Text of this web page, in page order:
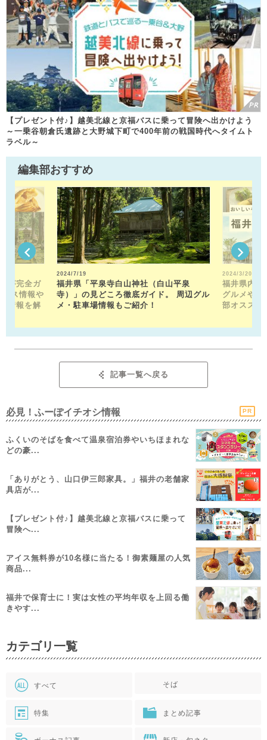
【プレゼント付♪】越美北線と京福バスに乗って冒険へ出かけよう
～一乗谷朝倉氏遺跡と大野城下町で400年前の戦国時代へタイムト
ラベル～
編集部おすすめ
が完全ガ
ス情報や
情報を解
2024/7/19
福井県「平泉寺白山神社（白山平泉
寺）」の見どころ徹底ガイド。 周辺グル
メ・駐車場情報もご紹介！
2024/3/20
福井県内の
グルメや近
部オススメ
記事一覧へ戻る
必見！ふーぽイチオシ情報 PR
ふくいのそばを食べて温泉宿泊券やいちほまれな
どの豪...
「ありがとう、山口伊三郎家具。」福井の老舗家
具店が...
【プレゼント付♪】越美北線と京福バスに乗って
冒険へ...
アイス無料券が10名様に当たる！御素麺屋の人気
商品...
福井で保育士に！実は女性の平均年収を上回る働
きやす...
カテゴリ一覧
すべて そば
特集 まとめ記事